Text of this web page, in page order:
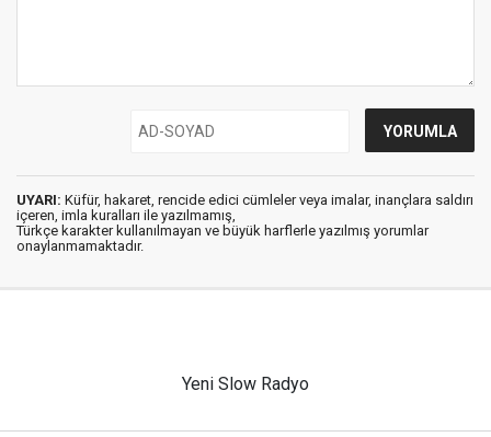
UYARI: Küfür, hakaret, rencide edici cümleler veya imalar, inançlara saldırı
içeren, imla kuralları ile yazılmamış,
Türkçe karakter kullanılmayan ve büyük harflerle yazılmış yorumlar
onaylanmamaktadır.
Yeni Slow Radyo